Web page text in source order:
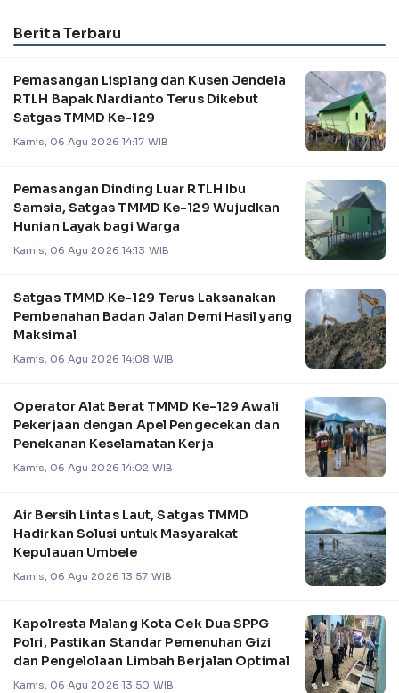
Berita Terbaru
Pemasangan Lisplang dan Kusen Jendela
RTLH Bapak Nardianto Terus Dikebut
Satgas TMMD Ke-129
Kamis, 06 Agu 2026 14:17 WIB
Pemasangan Dinding Luar RTLH Ibu
Samsia, Satgas TMMD Ke-129 Wujudkan
Hunian Layak bagi Warga
Kamis, 06 Agu 2026 14:13 WIB
Satgas TMMD Ke-129 Terus Laksanakan
Pembenahan Badan Jalan Demi Hasil yang
Maksimal
Kamis, 06 Agu 2026 14:08 WIB
Operator Alat Berat TMMD Ke-129 Awali
Pekerjaan dengan Apel Pengecekan dan
Penekanan Keselamatan Kerja
Kamis, 06 Agu 2026 14:02 WIB
Air Bersih Lintas Laut, Satgas TMMD
Hadirkan Solusi untuk Masyarakat
Kepulauan Umbele
Kamis, 06 Agu 2026 13:57 WIB
Kapolresta Malang Kota Cek Dua SPPG
Polri, Pastikan Standar Pemenuhan Gizi
dan Pengelolaan Limbah Berjalan Optimal
Kamis, 06 Agu 2026 13:50 WIB